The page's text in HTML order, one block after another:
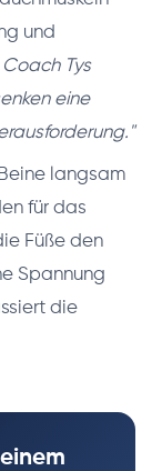
und
Coach Tys
eine
langsam
für das
Füße den
Spannung
die